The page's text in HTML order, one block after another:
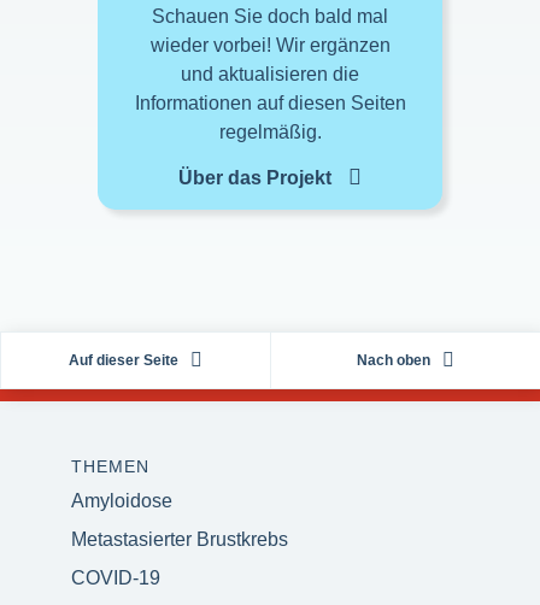
Schauen Sie doch bald mal
wieder vorbei! Wir ergänzen
und aktualisieren die
Informationen auf diesen Seiten
regelmäßig.
Über das Projekt
Auf dieser Seite Nach oben
THEMEN
Amyloidose
Metastasierter Brustkrebs
COVID-19